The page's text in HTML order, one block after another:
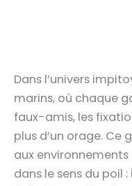
Dans l’univers
marins, où chaque
faux-amis, les
plus d’un orage. Ce
aux
dans le sens du poil